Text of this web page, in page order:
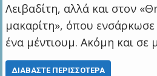
Λειβαδίτη, αλλά και στον
μακαρίτη», όπου
ένα μέντιουμ. Ακόμη και σε
ΔΙΑΒΆΣΤΕ ΠΕΡΙΣΣΌΤΕΡΑ